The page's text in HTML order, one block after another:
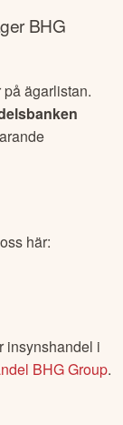
BHG
ägarlistan.
här:
insynshandel i
BHG Group.